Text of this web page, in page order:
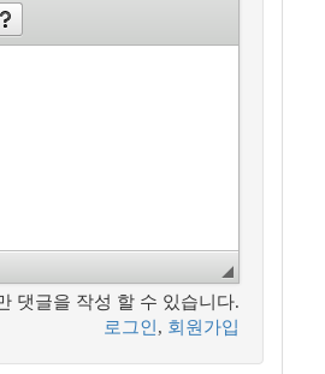
댓글을 작성 할 수 있습니다.
로그인 , 회원가입